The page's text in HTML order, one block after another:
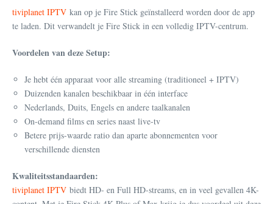
tiviplanet IPTV kan op je Fire Stick geïnstalleerd worden door de app
te laden. Dit verwandelt je Fire Stick in een volledig IPTV-centrum.
Voordelen van deze Setup:
Je hebt één apparaat voor alle streaming (traditioneel + IPTV)
Duizenden kanalen beschikbaar in één interface
Nederlands, Duits, Engels en andere taalkanalen
On-demand films en series naast live-tv
Betere prijs-waarde ratio dan aparte abonnementen voor
verschillende diensten
Kwaliteitsstandaarden:
tiviplanet IPTV biedt HD- en Full HD-streams, en in veel gevallen 4K-